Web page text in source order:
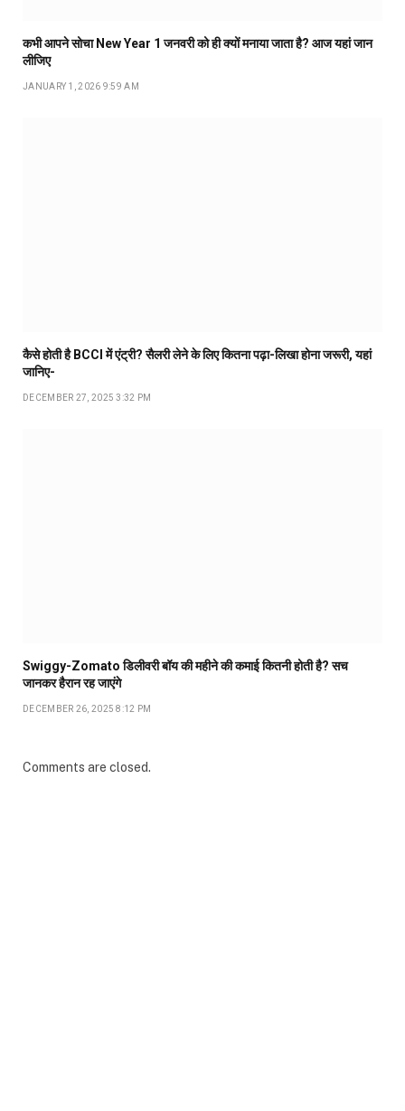
कभी आपने सोचा New Year 1 जनवरी को ही क्यों मनाया जाता है? आज यहां जान
लीजिए
JANUARY 1, 2026 9:59 AM
कैसे होती है BCCI में एंट्री? सैलरी लेने के लिए कितना पढ़ा-लिखा होना जरूरी, यहां
जानिए-
DECEMBER 27, 2025 3:32 PM
Swiggy-Zomato डिलीवरी बॉय की महीने की कमाई कितनी होती है? सच
जानकर हैरान रह जाएंगे
DECEMBER 26, 2025 8:12 PM
Comments are closed.